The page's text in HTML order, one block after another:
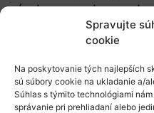
Spravujte
cookie
Na poskytovanie tých najlepších
sú súbory cookie na ukladanie a/
Súhlas s týmito technológiami
správanie pri prehliadaní alebo
návrhov so
v jednotlivých
a tabuľka 1.